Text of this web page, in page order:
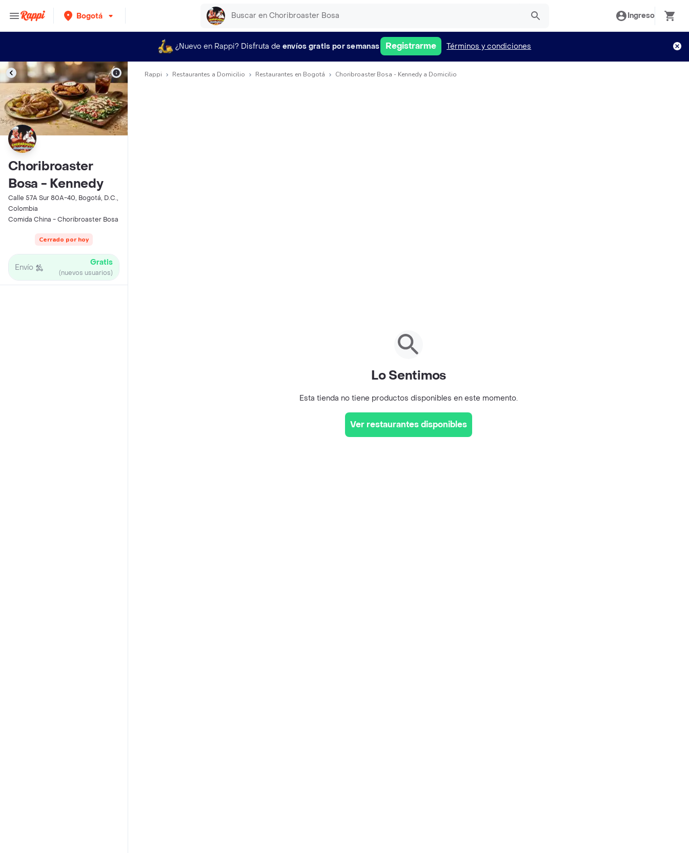
Bogotá Ingreso
¿Nuevo en Rappi? Disfruta de envíos gratis por semanas Registrarme Términos y condiciones
Choribroaster
Bosa - Kennedy
Calle 57A Sur 80A-40, Bogotá, D.C.,
Colombia
Comida China - Choribroaster Bosa
Cerrado por hoy
Envío Gratis
(nuevos usuarios)
Rappi Restaurantes a Domicilio Restaurantes en Bogotá Choribroaster Bosa - Kennedy a Domicilio
Lo Sentimos
Esta tienda no tiene productos disponibles en este momento.
Ver restaurantes disponibles